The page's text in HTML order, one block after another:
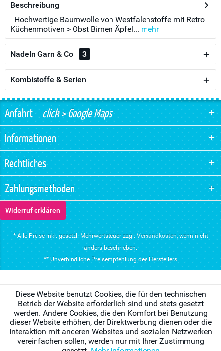
Beschreibung
Hochwertige Baumwolle von Westfalenstoffe mit Retro
Küchenmotiven > Obst Birnen Äpfel... mehr
Nadeln Garn & Co 3
Kombistoffe & Serien
Anfahrtclick > Google Maps
Informationen
Rechtliches
Zahlungsmethoden
Widerruf erklären
* Alle Preise inkl. gesetzl. Mehrwertsteuer zzgl. Versandkosten, wenn nicht
anders beschrieben.
** Unverbindliche Preisempfehlung des Herstellers
Diese Website benutzt Cookies, die für den technischen
Betrieb der Website erforderlich sind und stets gesetzt
werden. Andere Cookies, die den Komfort bei Benutzung
dieser Website erhöhen, der Direktwerbung dienen oder die
Interaktion mit anderen Websites und sozialen Netzwerken
vereinfachen sollen, werden nur mit Ihrer Zustimmung